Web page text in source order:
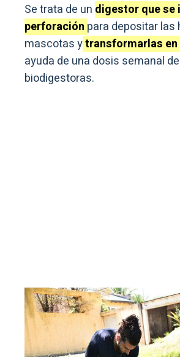
Se trata de un digestor que se
perforación para depositar las
mascotas ytransformarlas en
ayuda de una dosis semanal
biodigestoras.